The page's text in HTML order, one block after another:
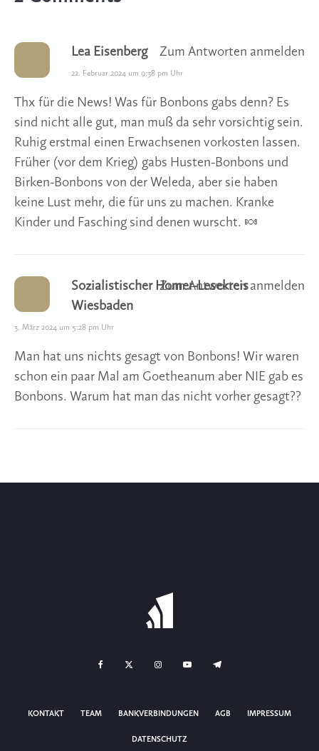
Lea Eisenberg
22. Februar 2024 um 9:38 pm Uhr
Thx für die News! Was für Bonbons gabs denn? Es
sind nicht alle gut, man muß da sehr vorsichtig sein.
Ruhig erstmal einen Erwachsenen vorkosten lassen.
Früher (vor dem Krieg) gabs Husten-Bonbons und
Birken-Bonbons von der Weleda, aber sie haben
keine Lust mehr, die für uns zu machen. Kranke
Kinder und Fasching sind denen wurscht. 🍬
Zum Antworten anmelden
Sozialistischer Homer-Lesekreis
Wiesbaden
3. März 2024 um 5:28 pm Uhr
Man hat uns nichts gesagt von Bonbons! Wir waren
schon ein paar Mal am Goetheanum aber NIE gab es
Bonbons. Warum hat man das nicht vorher gesagt??
Zum Antworten anmelden
KONTAKT TEAM BANKVERBINDUNGEN AGB IMPRESSUM
DATENSCHUTZ